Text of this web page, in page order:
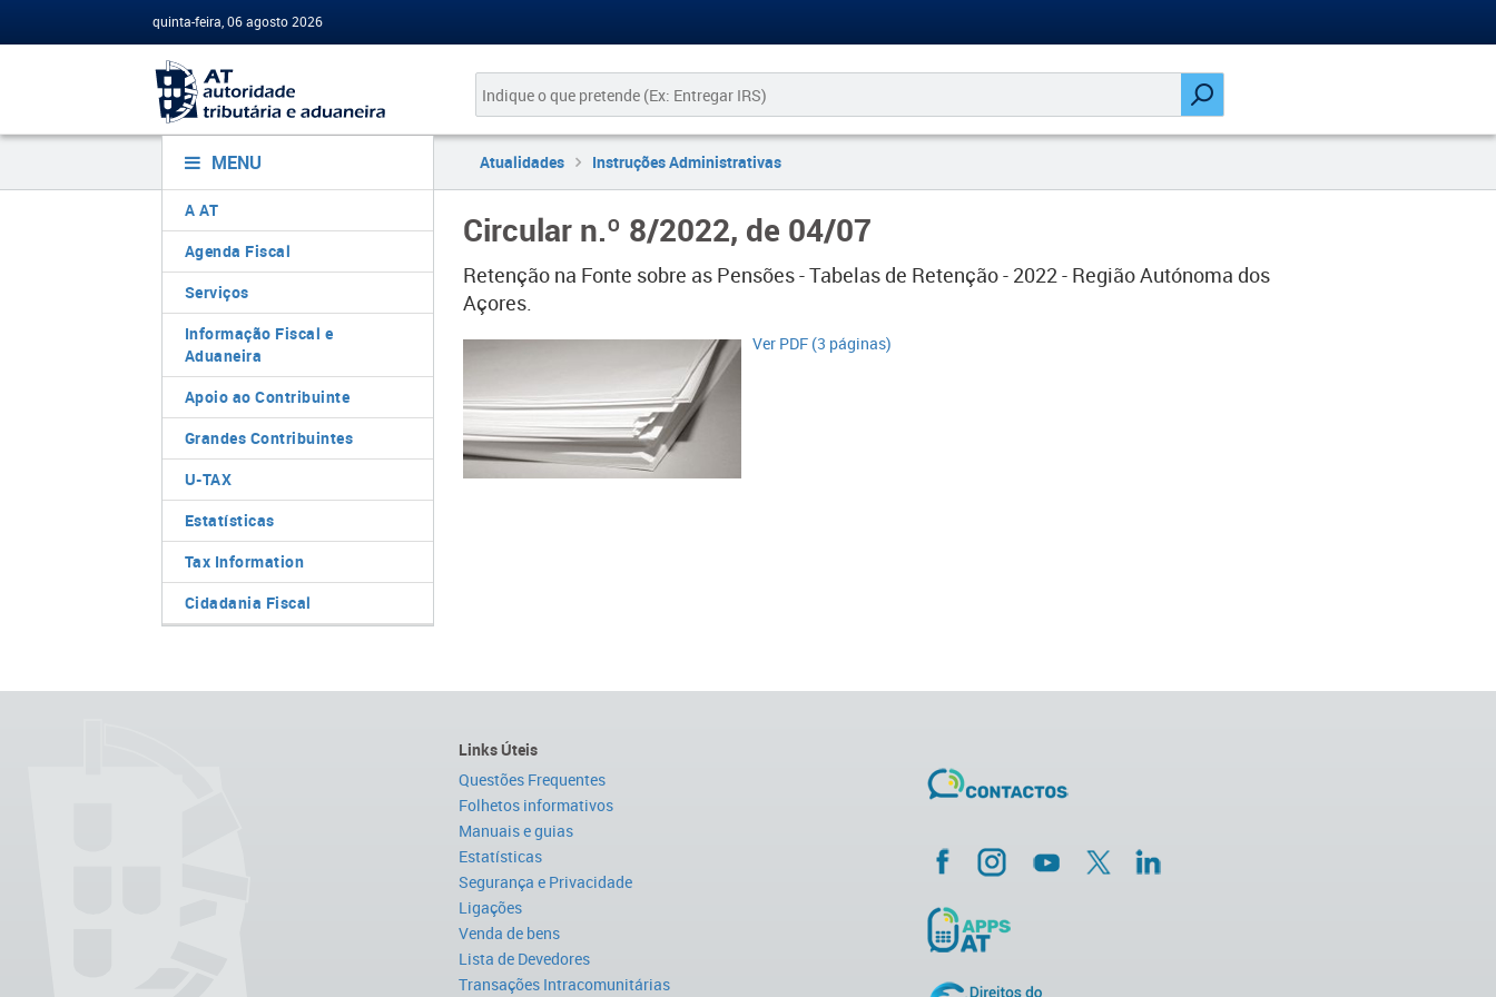
quinta-feira, 06 agosto 2026
MENU
A AT
Agenda Fiscal
Serviços
Informação Fiscal e
Aduaneira
Apoio ao Contribuinte
Grandes Contribuintes
U-TAX
Estatísticas
Tax Information
Cidadania Fiscal
Atualidades Instruções Administrativas
Circular n.º 8/2022, de 04/07
Retenção na Fonte sobre as Pensões - Tabelas de Retenção - 2022 - Região Autónoma dos
Açores.
Ver PDF (3 páginas)​
Links Úteis
Questões Frequentes
Folhetos informativos
Manuais e guias
Estatísticas
Segurança e Privacidade
Ligações
Venda de bens
Lista de Devedores
Transações Intracomunitárias